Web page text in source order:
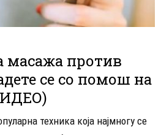
масажа против
се со помош на
техника која најмногу се